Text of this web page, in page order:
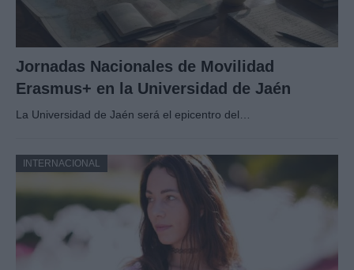
Jornadas Nacionales de Movilidad
Erasmus+ en la Universidad de Jaén
La Universidad de Jaén será el epicentro del…
INTERNACIONAL